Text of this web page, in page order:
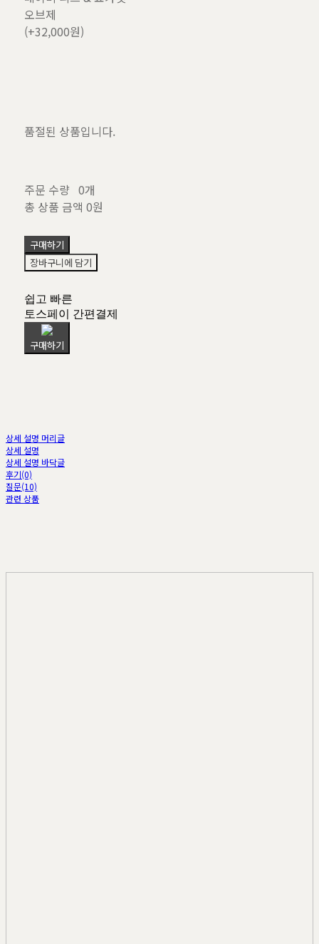
오브제
(+32,000원)
품절된 상품입니다.
주문 수량 0개
총 상품 금액 0원
구매하기
장바구니에 담기
쉽고 빠른
토스페이 간편결제
구매하기
상세 설명 머리글
상세 설명
상세 설명 바닥글
후기(0)
질문(10)
관련 상품